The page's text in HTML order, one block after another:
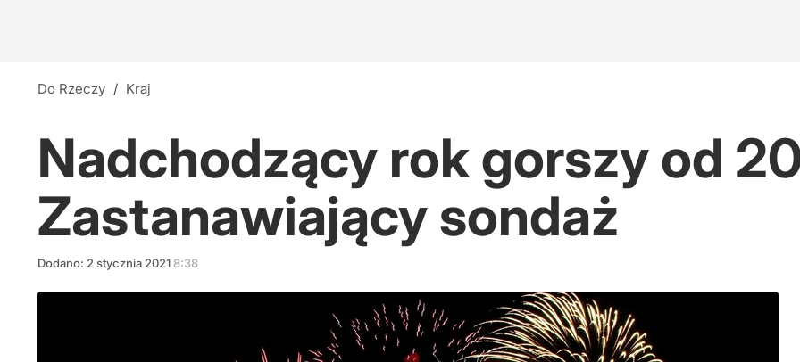
Do Rzeczy / Kraj
Nadchodzący rok gorszy od
Zastanawiający sondaż
Dodano: 2 stycznia 2021 8:38